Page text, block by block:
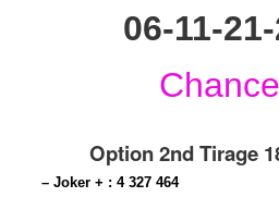
06-11-
Chance
Option 2nd Tirage
– Joker + : 4 327 464